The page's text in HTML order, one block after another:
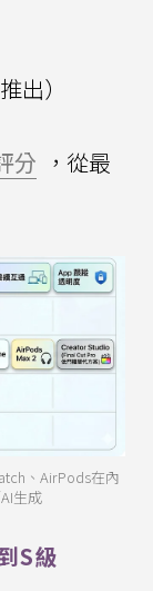
出）
分 ，從最
、AirPods在內
生成
S級